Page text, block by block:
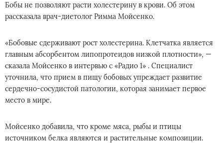
Бобы не позволяют расти холестерину в крови. Об этом
рассказала врач-диетолог Римма Мойсенко.
«Бобовые сдерживают рост холестерина. Клетчатка является
главным абсорбентом липопротеидов низкой плотности», —
сказала Мойсенко в интервью с «Радио 1» . Специалист
уточнила, что прием в пищу бобовых упреждает развитие
сердечно-сосудистой патологии, которая занимает первое
место в мире.
Мойсенко добавила, что кроме мяса, рыбы и птицы
источником белка являются и растительные композиции.